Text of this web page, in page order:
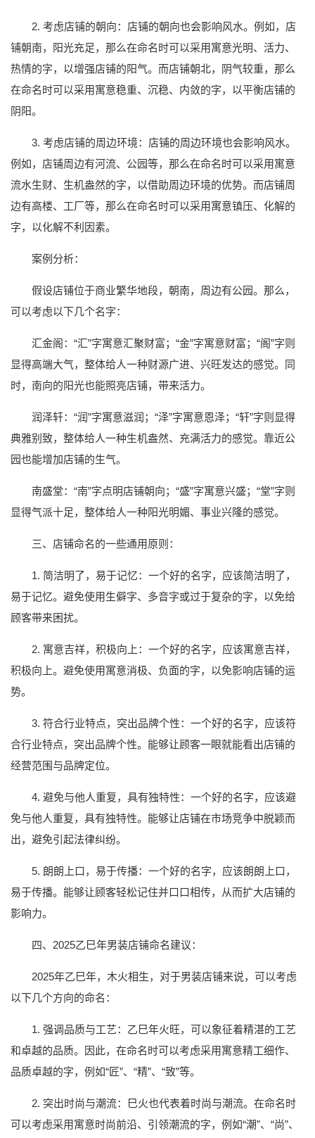
2. 考虑店铺的朝向：店铺的朝向也会影响风水。例如，店
铺朝南，阳光充足，那么在命名时可以采用寓意光明、活力、
热情的字，以增强店铺的阳气。而店铺朝北，阴气较重，那么
在命名时可以采用寓意稳重、沉稳、内敛的字，以平衡店铺的
阴阳。
3. 考虑店铺的周边环境：店铺的周边环境也会影响风水。
例如，店铺周边有河流、公园等，那么在命名时可以采用寓意
流水生财、生机盎然的字，以借助周边环境的优势。而店铺周
边有高楼、工厂等，那么在命名时可以采用寓意镇压、化解的
字，以化解不利因素。
案例分析：
假设店铺位于商业繁华地段，朝南，周边有公园。那么，
可以考虑以下几个名字：
汇金阁：“汇”字寓意汇聚财富；“金”字寓意财富；“阁”字则
显得高端大气，整体给人一种财源广进、兴旺发达的感觉。同
时，南向的阳光也能照亮店铺，带来活力。
润泽轩：“润”字寓意滋润；“泽”字寓意恩泽；“轩”字则显得
典雅别致，整体给人一种生机盎然、充满活力的感觉。靠近公
园也能增加店铺的生气。
南盛堂：“南”字点明店铺朝向；“盛”字寓意兴盛；“堂”字则
显得气派十足，整体给人一种阳光明媚、事业兴隆的感觉。
三、店铺命名的一些通用原则：
1. 简洁明了，易于记忆：一个好的名字，应该简洁明了，
易于记忆。避免使用生僻字、多音字或过于复杂的字，以免给
顾客带来困扰。
2. 寓意吉祥，积极向上：一个好的名字，应该寓意吉祥，
积极向上。避免使用寓意消极、负面的字，以免影响店铺的运
势。
3. 符合行业特点，突出品牌个性：一个好的名字，应该符
合行业特点，突出品牌个性。能够让顾客一眼就能看出店铺的
经营范围与品牌定位。
4. 避免与他人重复，具有独特性：一个好的名字，应该避
免与他人重复，具有独特性。能够让店铺在市场竞争中脱颖而
出，避免引起法律纠纷。
5. 朗朗上口，易于传播：一个好的名字，应该朗朗上口，
易于传播。能够让顾客轻松记住并口口相传，从而扩大店铺的
影响力。
四、2025乙巳年男装店铺命名建议：
2025年乙巳年，木火相生，对于男装店铺来说，可以考虑
以下几个方向的命名：
1. 强调品质与工艺：乙巳年火旺，可以象征着精湛的工艺
和卓越的品质。因此，在命名时可以考虑采用寓意精工细作、
品质卓越的字，例如“匠”、“精”、“致”等。
2. 突出时尚与潮流：巳火也代表着时尚与潮流。在命名时
可以考虑采用寓意时尚前沿、引领潮流的字，例如“潮”、“尚”、